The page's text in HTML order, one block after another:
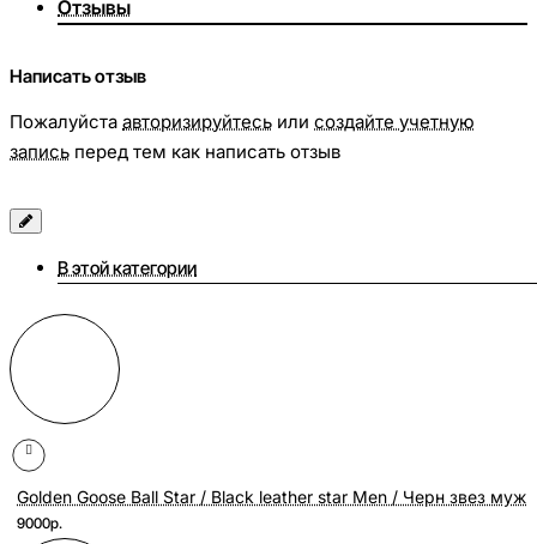
Отзывы
Написать отзыв
Пожалуйста авторизируйтесь или создайте учетную
запись перед тем как написать отзыв
В этой категории
Golden Goose Ball Star / Black leather star Men / Черн звез муж
9000р.